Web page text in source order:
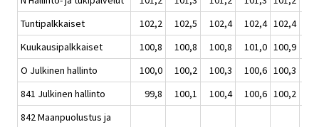
Tuntipalkkaiset
102,2 102,5 102,4 102,4 102,4
Kuukausipalkkaiset
100,8 100,8 100,8 101,0 100,9
O Julkinen hallinto
100,0 100,2 100,3 100,6 100,3
841 Julkinen hallinto
99,8 100,1 100,4 100,6 100,2
842 Maanpuolustus ja